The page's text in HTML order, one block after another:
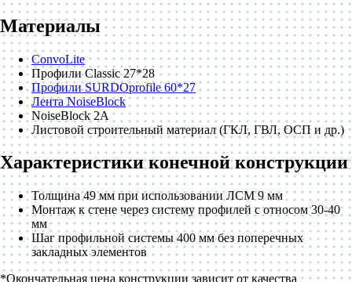
Материалы
ConvoLite
Профили Classic 27*28
Профили SURDOprofile 60*27
Лента NoiseBlock
NoiseBlock 2A
Листовой строительный материал (ГКЛ, ГВЛ, ОСП и др.)
Характеристики конечной конструкции
Толщина 49 мм при использовании ЛСМ 9 мм
Монтаж к стене через систему профилей с относом 30-40
мм
Шаг профильной системы 400 мм без поперечных
закладных элементов
*Окончательная цена конструкции зависит от качества